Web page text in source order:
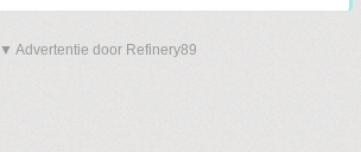
▼ Advertentie door Refinery89